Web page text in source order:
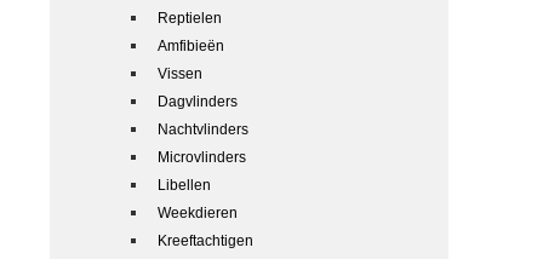
Reptielen
Amfibieën
Vissen
Dagvlinders
Nachtvlinders
Microvlinders
Libellen
Weekdieren
Kreeftachtigen